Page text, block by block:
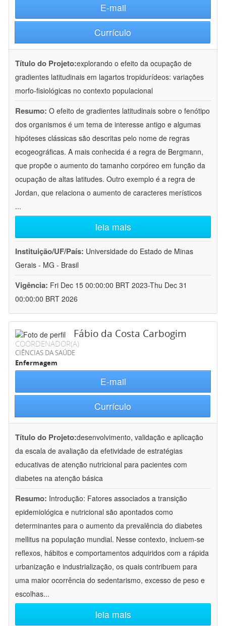
E-mail
Currículo
Título do Projeto:explorando o efeito da ocupação de
gradientes latitudinais em lagartos tropidurídeos: variações
morfo-fisiológicas no contexto populacional
Resumo: O efeito de gradientes latitudinais sobre o fenótipo
dos organismos é um tema de interesse antigo e algumas
hipóteses clássicas são descritas pelo nome de regras
ecogeográficas. A mais conhecida é a regra de Bergmann,
que propõe o aumento do tamanho corpóreo em função da
ocupação de altas latitudes. Outro exemplo é a regra de
Jordan, que relaciona o aumento de caracteres merísticos
...
leia mais
Instituição/UF/País: Universidade do Estado de Minas
Gerais - MG - Brasil
Vigência: Fri Dec 15 00:00:00 BRT 2023-Thu Dec 31
00:00:00 BRT 2026
Fábio da Costa Carbogim
COORDENADOR(A)
CIÊNCIAS DA SAÚDE
Enfermagem
E-mail
Currículo
Título do Projeto:desenvolvimento, validação e aplicação
da escala de avaliação da efetividade de estratégias
educativas de atenção nutricional para pacientes com
diabetes na atenção básica
Resumo: Introdução: Fatores associados a transição
epidemiológica e nutricional são apontados como
determinantes para o aumento da prevalência do diabetes
mellitus na população mundial. Nesse contexto, incluem-se
reflexos, hábitos e comportamentos adquiridos com a rápida
urbanização e industrialização, os quais contribuem para
uma maior ocorrência do sedentarismo, excesso de peso e
escolhas...
leia mais